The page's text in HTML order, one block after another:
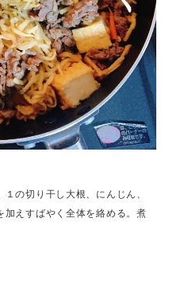
の切り干し大根、にんじん、
えすばやく全体を絡める。煮